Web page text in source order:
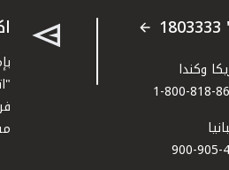
وكندا
1-800-818-
900-905-